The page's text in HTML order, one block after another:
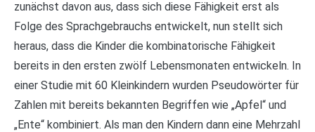
zunächst davon aus, dass sich diese Fähigkeit erst als
Folge des Sprachgebrauchs entwickelt, nun stellt sich
heraus, dass die Kinder die kombinatorische Fähigkeit
bereits in den ersten zwölf Lebensmonaten entwickeln. In
einer Studie mit 60 Kleinkindern wurden Pseudowörter für
Zahlen mit bereits bekannten Begriffen wie „Apfel“ und
„Ente“ kombiniert. Als man den Kindern dann eine Mehrzahl